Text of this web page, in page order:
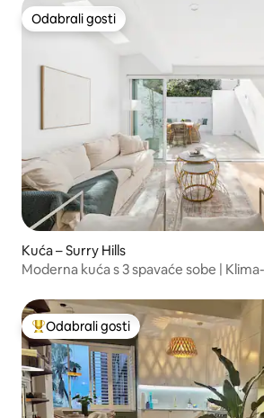
Odabrali gosti
Odabrali gosti
Kuća – Surry Hills
Moderna kuća s 3 spavaće sobe |
Među najviše rangiranima s oznakom
Odabrali gosti